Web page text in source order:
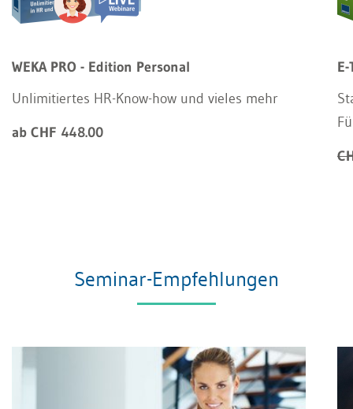
WEKA PRO - Edition Personal
Unlimitiertes HR-Know-how und vieles mehr
ab CHF 448.00
Seminar-Empfehlungen